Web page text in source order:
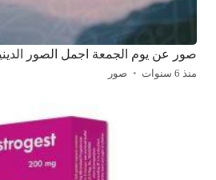
صور عن يوم الجمعة اجمل الصور
منذ 6 سنوات صور